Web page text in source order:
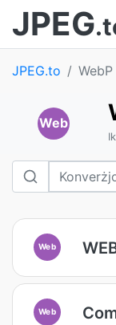
JPEG
JPEG.to
Web
Web
Web